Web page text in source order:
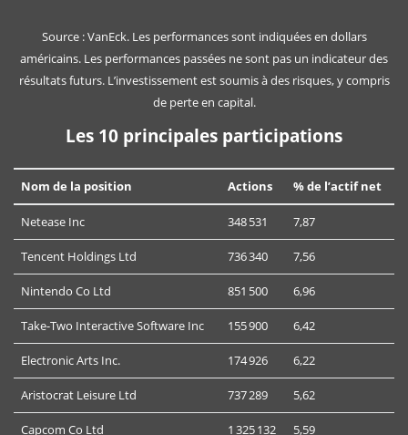
Source : VanEck. Les performances sont indiquées en dollars
américains. Les performances passées ne sont pas un indicateur des
résultats futurs. L’investissement est soumis à des risques, y compris
de perte en capital.
Les 10 principales participations
Nom de la position Actions % de l’actif net
Netease Inc 348 531 7,87
Tencent Holdings Ltd 736 340 7,56
Nintendo Co Ltd 851 500 6,96
Take-Two Interactive Software Inc 155 900 6,42
Electronic Arts Inc. 174 926 6,22
Aristocrat Leisure Ltd 737 289 5,62
Capcom Co Ltd 1 325 132 5,59